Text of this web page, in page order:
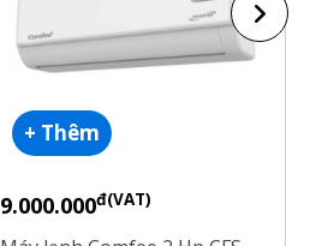
+ Thêm
9.000.000đ(VAT)